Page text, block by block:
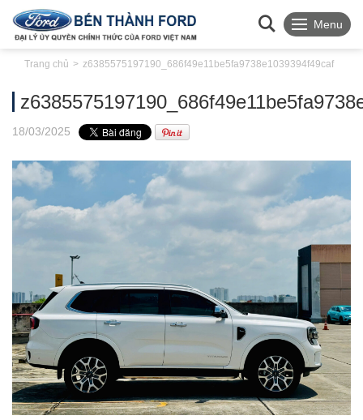
Menu
Trang chủ z6385575197190_686f49e11be5fa9738e1039394f49caf
18/03/2025